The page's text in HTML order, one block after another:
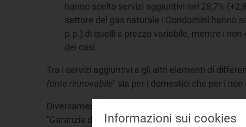
hanno scelto servizi aggiuntivi nel 28,7%
settore del gas naturale i Condomini hanno
p.p.) di quelli a prezzo variabile, mentre i
dei casi.
Tra i servizi aggiuntivi e gli altri elementi di
fonte rinnovabile" sia per i domestici che per i
Diversamente, nel settore del gas per i
“Garanzia di energia 100% green”. I condomini
Informazioni sui cookies